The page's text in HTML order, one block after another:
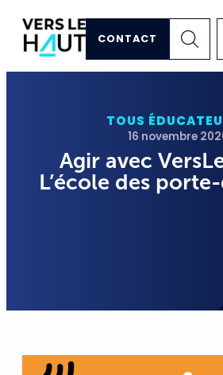
CONTACT
TOUS
16 novembre
Agir avec
L’école des